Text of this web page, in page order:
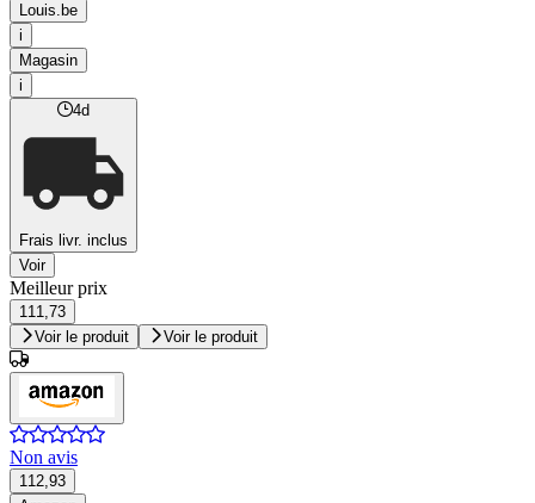
Louis.be
i
Magasin
i
4d
Frais livr. inclus
Voir
Meilleur prix
111,73
Voir le produit
Voir le produit
Non avis
112,93